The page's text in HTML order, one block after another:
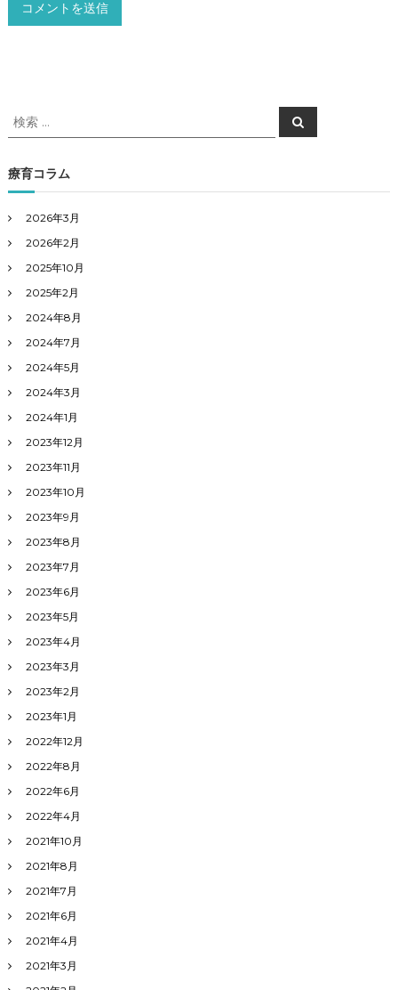
検
索
象
:
検
索
療育コラム
2026年3月
2026年2月
2025年10月
2025年2月
2024年8月
2024年7月
2024年5月
2024年3月
2024年1月
2023年12月
2023年11月
2023年10月
2023年9月
2023年8月
2023年7月
2023年6月
2023年5月
2023年4月
2023年3月
2023年2月
2023年1月
2022年12月
2022年8月
2022年6月
2022年4月
2021年10月
2021年8月
2021年7月
2021年6月
2021年4月
2021年3月